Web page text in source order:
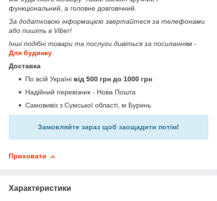
функціональний, а головне довговічний.
За додатковою інформацією звертайтеся за телефонами
або пишіть в Viber!
Інші подібні товари та послуги дивіться за посиланням -
Для будинку.
Доставка
По всій Україні від 500 грн до 1000 грн
Надійний перевізник - Нова Пошта
Самовивіз з Сумської області, м Буринь
Замовляйте зараз щоб заощадити потім!
Приховати
Характеристики